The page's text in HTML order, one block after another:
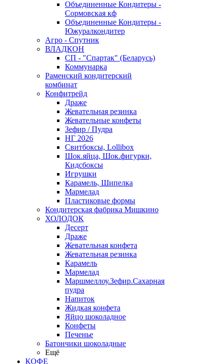
Объединенные Кондитеры -
Сормовская кф
Объединенные Кондитеры -
Южуралкондитер
Агро - Спутник
ВЛАДКОН
СП - "Спартак" (Беларусь)
Коммунарка
Раменский кондитерский
комбинат
Конфитрейд
Драже
Жевательная резинка
Жевательные конфеты
Зефир / Пудра
НГ 2026
Свитбоксы, Lollibox
Шок.яйца, Шок.фигурки,
Кидсбоксы
Игрушки
Карамель, Шипелка
Мармелад
Пластиковые формы
Кондитерская фабрика Мишкино
ХОЛОДОК
Десерт
Драже
Жевательная конфета
Жевательная резинка
Карамель
Мармелад
Маршмеллоу.Зефир.Сахарная
пудра
Напиток
Жидкая конфета
Яйцо шоколадное
Конфеты
Печенье
Батончики шоколадные
Ещё
КОФЕ